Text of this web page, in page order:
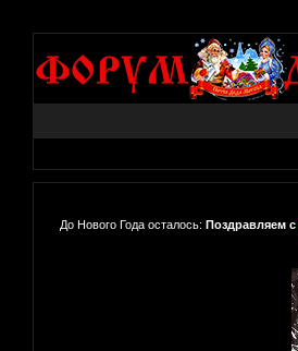
До Нового Года осталось: Поздравляем с